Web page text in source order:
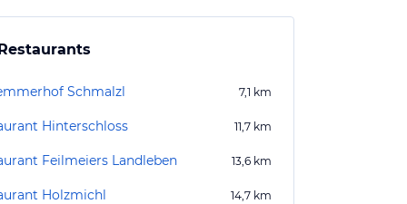
Schmalzl 7,1 km
Hinterschloss 11,7 km
Feilmeiers Landleben 13,6 km
Holzmichl 14,7 km